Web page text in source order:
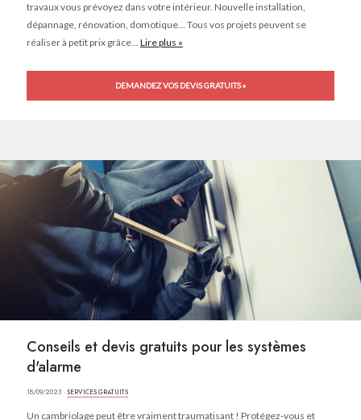
travaux vous prévoyez dans votre intérieur. Nouvelle installation,
dépannage, rénovation, domotique… Tous vos projets peuvent se
réaliser à petit prix grâce... Lire plus »
DEMANDEZ VOS DEVIS GRATUITS »
Conseils et devis gratuits pour les systèmes
d'alarme
18/09/2023 ·SERVICES GRATUITS
Un cambriolage peut être vraiment traumatisant ! Protégez-vous et